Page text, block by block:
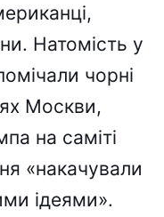
Натомість у
чорні
Москви,
на саміті
«накачували
ідеями».